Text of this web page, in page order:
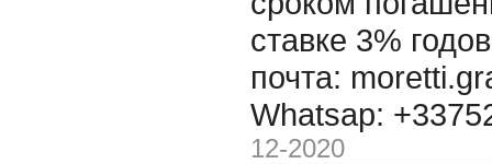
ставке 3%
почта:
Whatsap:
12-2020